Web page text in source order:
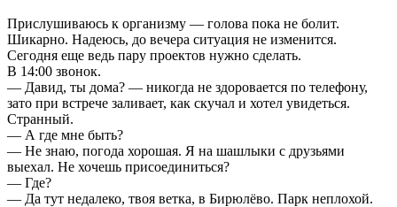
Прислушиваюсь к организму — голова пока не болит.
Шикарно. Надеюсь, до вечера ситуация не изменится.
Сегодня еще ведь пару проектов нужно сделать.
В 14:00 звонок.
— Давид, ты дома? — никогда не здоровается по телефону,
зато при встрече заливает, как скучал и хотел увидеться.
Странный.
— А где мне быть?
— Не знаю, погода хорошая. Я на шашлыки с друзьями
выехал. Не хочешь присоединиться?
— Где?
— Да тут недалеко, твоя ветка, в Бирюлёво. Парк неплохой.